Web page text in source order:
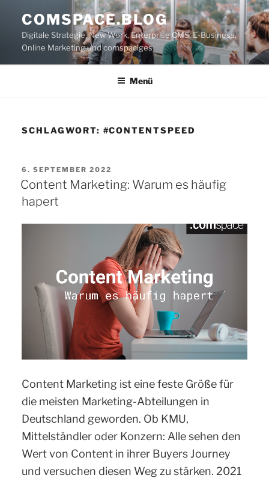
Inhalt
springen
COMSPACE.BLOG
Digitale Strategie, New Work, Enterprise CMS, E-Business,
Online Marketing und comspaciges
Menü
SCHLAGWORT: #CONTENTSPEED
VERÖFFENTLICHT
AM
6. SEPTEMBER 2022
Content Marketing: Warum es häufig
hapert
Content Marketing ist eine feste Größe für
die meisten Marketing-Abteilungen in
Deutschland geworden. Ob KMU,
Mittelständler oder Konzern: Alle sehen den
Wert von Content in ihrer Buyers Journey
und versuchen diesen Weg zu stärken. 2021